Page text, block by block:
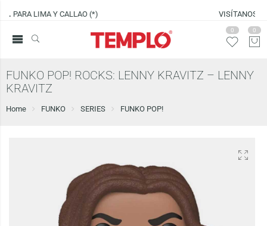
CENCO LIMA SUR
0 0
FUNKO POP! ROCKS: LENNY KRAVITZ – LENNY
KRAVITZ
Home FUNKO SERIES FUNKO POP!